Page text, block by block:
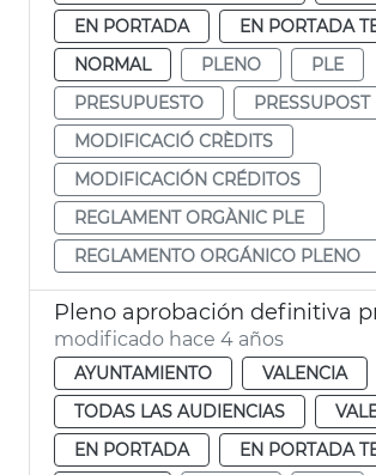
EN PORTADA
EN PORTADA
NORMAL
PLENO
PLE
PRESUPUESTO
PRESSUPOST
MODIFICACIÓ CRÈDITS
MODIFICACIÓN CRÉDITOS
REGLAMENT ORGÀNIC PLE
REGLAMENTO ORGÁNICO PLENO
modificado hace 4 años
AYUNTAMIENTO
VALENCIA
TODAS LAS AUDIENCIAS
EN PORTADA
EN PORTADA